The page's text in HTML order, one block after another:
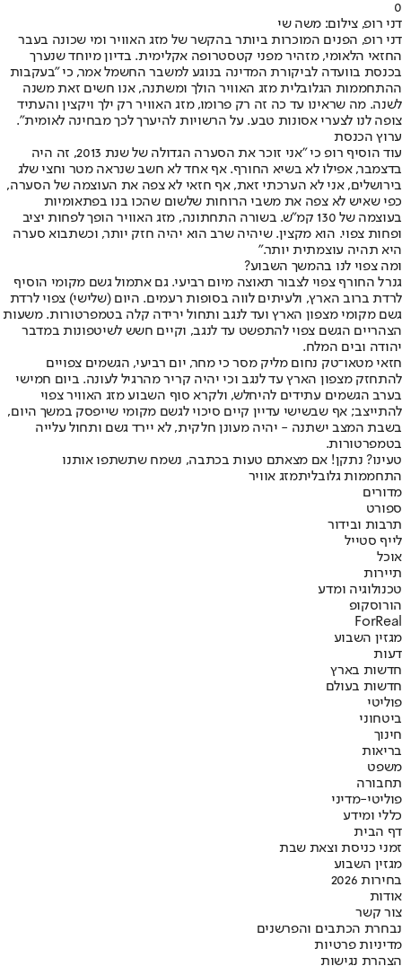
0
דני רופ, צילום: משה שי
דני רופ, הפנים המוכרות ביותר בהקשר של מזג האוויר ומי שכונה בעבר
החזאי הלאומי, מזהיר מפני קטסטרופה אקלימית. בדיון מיוחד שנערך
בכנסת בוועדה לביקורת המדינה בנוגע למשבר החשמל אמר, כי "בעקבות
ההתחממות הגלובלית מזג האוויר הולך ומשתנה, אנו חשים זאת משנה
לשנה. מה שראינו עד כה זה רק פרומו, מזג האוויר רק ילך ויקצין והעתיד
צופה לנו לצערי אסונות טבע. על הרשויות להיערך לכך מבחינה לאומית".
ערוץ הכנסת
עוד הוסיף רופ כי "אני זוכר את הסערה הגדולה של שנת 2013, זה היה
בדצמבר, אפילו לא בשיא החורף. אף אחד לא חשב שנראה מטר וחצי שלג
בירושלים, אני לא הערכתי זאת, אף חזאי לא צפה את העוצמה של הסערה,
כפי שאיש לא צפה את משבי הרוחות שלשום שהכו בנו בפתאומיות
בעוצמה של 130 קמ"ש. בשורה התחתונה, מזג האוויר הופך לפחות יציב
ופחות צפוי. הוא מקצין. שיהיה שרב הוא יהיה חזק יותר, וכשתבוא סערה
היא תהיה עוצמתית יותר."
ומה צפוי לנו בהמשך השבוע?
גנרל החורף צפוי לצבור תאוצה מיום רביעי. גם אתמול גשם מקומי הוסיף
לרדת ברוב הארץ, ולעיתים לווה בסופות רעמים. היום (שלישי) צפוי לרדת
גשם מקומי מצפון הארץ ועד לנגב ותחול ירידה קלה בטמפרטורות. משעות
הצהריים הגשם צפוי להתפשט עד לנגב, וקיים חשש לשיטפונות במדבר
יהודה ובים המלח.
חזאי מטאו־טק נחום מליק מסר כי מחר, יום רביעי, הגשמים צפויים
להתחזק מצפון הארץ עד לנגב וכי יהיה קריר מהרגיל לעונה. ביום חמישי
בערב הגשמים עתידים להיחלש, ולקרא סוף השבוע מזג האוויר צפוי
להתייצב; אף שבשישי עדיין קיים סיכוי לגשם מקומי שייפסק במשך היום,
בשבת המצב ישתנה - יהיה מעונן חלקית, לא יירד גשם ותחול עלייה
בטמפרטורות.
טעינו? נתקן! אם מצאתם טעות בכתבה, נשמח שתשתפו אותנו
התחממות גלובליתמזג אוויר
מדורים
ספורט
תרבות ובידור
לייף סטייל
אוכל
תיירות
טכנולוגיה ומדע
הורוסקופ
ForReal
מגזין השבוע
דעות
חדשות בארץ
חדשות בעולם
פוליטי
ביטחוני
חינוך
בריאות
משפט
תחבורה
פוליטי-מדיני
כללי ומידע
דף הבית
זמני כניסת וצאת שבת
מגזין השבוע
בחירות 2026
אודות
צור קשר
נבחרת הכתבים והפרשנים
מדיניות פרטיות
הצהרת נגישות